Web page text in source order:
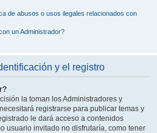
de abusos o usos ilegales relacionados con
un Administrador?
y el registro
la toman los Administradores y
registrarse para publicar temas y
le dará acceso a contenidos
usuario invitado no disfrutaría, como tener